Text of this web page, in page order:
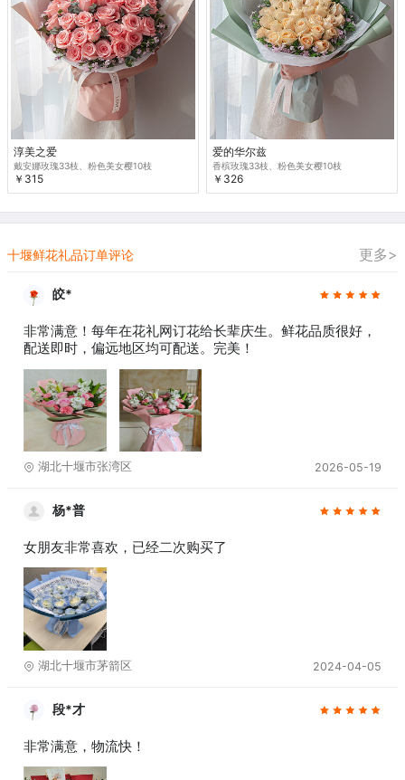
淳美之爱
戴安娜玫瑰33枝、粉色美女樱10枝
￥315
爱的华尔兹
香槟玫瑰33枝、粉色美女樱10枝
￥326
更多>
十堰鲜花礼品订单评论
皎*
非常满意！每年在花礼网订花给长辈庆生。鲜花品质很好，
配送即时，偏远地区均可配送。完美！
湖北十堰市张湾区 2026-05-19
杨*普
女朋友非常喜欢，已经二次购买了
湖北十堰市茅箭区 2024-04-05
段*才
非常满意，物流快！